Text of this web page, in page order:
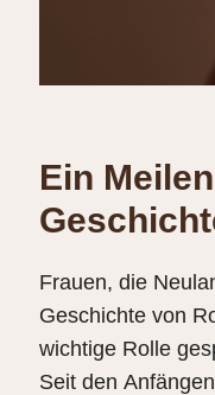
Ein
Frauen, die
Geschichte von
wichtige Rolle
Seit den